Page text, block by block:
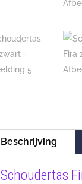
Beschrijving
Schoudertas